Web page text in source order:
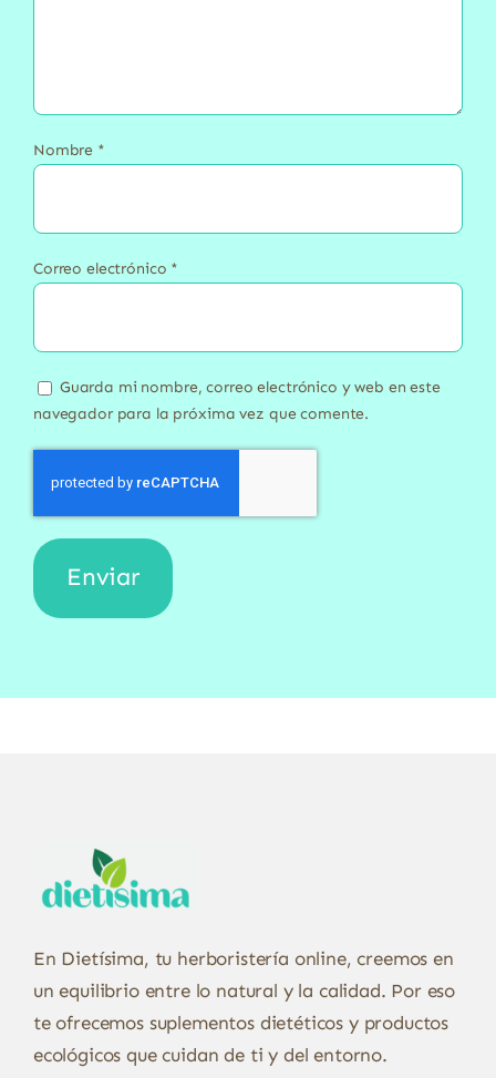
Nombre *
Correo electrónico *
Guarda mi nombre, correo electrónico y web en este
navegador para la próxima vez que comente.
En Dietísima, tu herboristería online, creemos en
un equilibrio entre lo natural y la calidad. Por eso
te ofrecemos suplementos dietéticos y productos
ecológicos que cuidan de ti y del entorno.